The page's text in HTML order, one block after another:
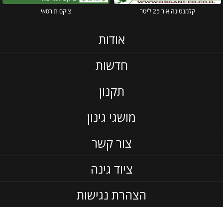
קלמנטינה אור 25 ליטר ציקס תורסאי
אודות
חדשות
תקנון
מושגי גינון
צור קשר
ציוד גינה
הצהרת נגישות